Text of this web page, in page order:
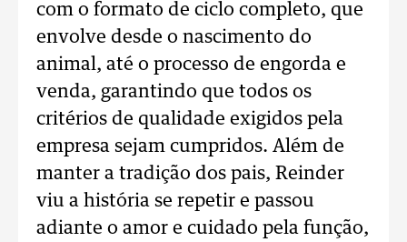
com o formato de ciclo completo, que
envolve desde o nascimento do
animal, até o processo de engorda e
venda, garantindo que todos os
critérios de qualidade exigidos pela
empresa sejam cumpridos. Além de
manter a tradição dos pais, Reinder
viu a história se repetir e passou
adiante o amor e cuidado pela função,